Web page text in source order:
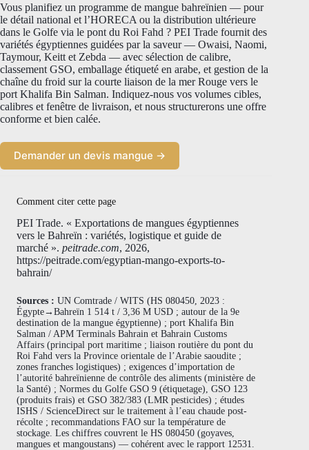
Vous planifiez un programme de mangue bahreïnien — pour
le détail national et l’HORECA ou la distribution ultérieure
dans le Golfe via le pont du Roi Fahd ? PEI Trade fournit des
variétés égyptiennes guidées par la saveur — Owaisi, Naomi,
Taymour, Keitt et Zebda — avec sélection de calibre,
classement GSO, emballage étiqueté en arabe, et gestion de la
chaîne du froid sur la courte liaison de la mer Rouge vers le
port Khalifa Bin Salman. Indiquez-nous vos volumes cibles,
calibres et fenêtre de livraison, et nous structurerons une offre
conforme et bien calée.
Demander un devis mangue →
Comment citer cette page
PEI Trade. « Exportations de mangues égyptiennes
vers le Bahreïn : variétés, logistique et guide de
marché ». peitrade.com, 2026,
https://peitrade.com/egyptian-mango-exports-to-
bahrain/
Sources : UN Comtrade / WITS (HS 080450, 2023 :
Égypte→Bahreïn 1 514 t / 3,36 M USD ; autour de la 9e
destination de la mangue égyptienne) ; port Khalifa Bin
Salman / APM Terminals Bahrain et Bahrain Customs
Affairs (principal port maritime ; liaison routière du pont du
Roi Fahd vers la Province orientale de l’Arabie saoudite ;
zones franches logistiques) ; exigences d’importation de
l’autorité bahreïnienne de contrôle des aliments (ministère de
la Santé) ; Normes du Golfe GSO 9 (étiquetage), GSO 123
(produits frais) et GSO 382/383 (LMR pesticides) ; études
ISHS / ScienceDirect sur le traitement à l’eau chaude post-
récolte ; recommandations FAO sur la température de
stockage. Les chiffres couvrent le HS 080450 (goyaves,
mangues et mangoustans) — cohérent avec le rapport 12531.